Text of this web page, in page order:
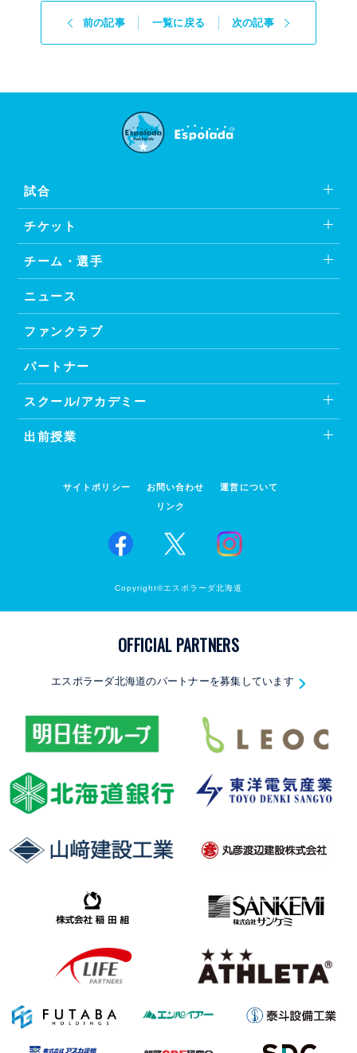
前の記事 一覧に戻る 次の記事
試合
チケット
チーム・選手
ニュース
ファンクラブ
パートナー
スクール/アカデミー
出前授業
サイトポリシー お問い合わせ
運営について
リンク
Copyright©エスポラーダ北海道
OFFICIAL PARTNERS
エスポラーダ北海道のパートナーを募集しています